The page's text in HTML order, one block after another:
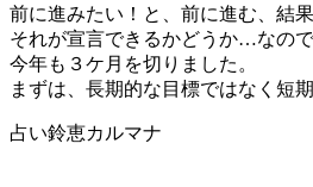
前に進みたい！と、前に進む、結
それが宣言できるかどうか…なので
今年も３ケ月を切りました。
まずは、長期的な目標ではなく短
占い鈴恵カルマナ